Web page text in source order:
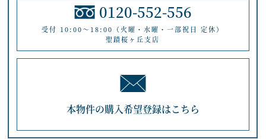
0120-552-556
受付 10:00～18:00（火曜・水曜・一部祝日 定休）
聖蹟桜ヶ丘支店
本物件の購入希望登録はこちら